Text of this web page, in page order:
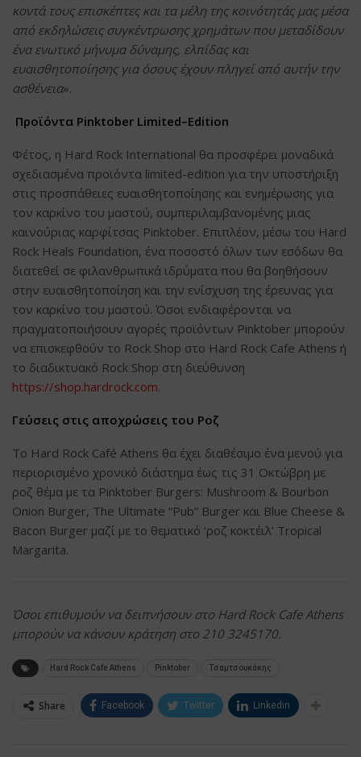
κοντά τους επισκέπτες και τα μέλη της κοινότητάς μας μέσα
από εκδηλώσεις συγκέντρωσης χρημάτων που μεταδίδουν
ένα ενωτικό μήνυμα δύναμης, ελπίδας και
ευαισθητοποίησης για όσους έχουν πληγεί από αυτήν την
ασθένεια».
Προϊόντα Pinktober Limited–Edition
Φέτος, η Hard Rock International θα προσφέρει μοναδικά
σχεδιασμένα προϊόντα limited-edition για την υποστήριξη
στις προσπάθειες ευαισθητοποίησης και ενημέρωσης για
τον καρκίνο του μαστού, συμπεριλαμβανομένης μιας
καινούριας καρφίτσας Pinktober. Επιπλέον, μέσω του Hard
Rock Heals Foundation, ένα ποσοστό όλων των εσόδων θα
διατεθεί σε φιλανθρωπικά ιδρύματα που θα βοηθήσουν
στην ευαισθητοποίηση και την ενίσχυση της έρευνας για
τον καρκίνο του μαστού. Όσοι ενδιαφέρονται να
πραγματοποιήσουν αγορές προϊόντων Pinktober μπορούν
να επισκεφθούν το Rock Shop στο Hard Rock Cafe Athens ή
το διαδικτυακό Rock Shop στη διεύθυνση
https://shop.hardrock.com.
Γεύσεις στις αποχρώσεις του Ροζ
Το Hard Rock Café Athens θα έχει διαθέσιμο ένα μενού για
περιορισμένο χρονικό διάστημα έως τις 31 Οκτώβρη με
ροζ θέμα με τα Pinktober Burgers: Mushroom & Bourbon
Onion Burger, The Ultimate “Pub” Burger και Blue Cheese &
Bacon Burger μαζί με το θεματικό ‘ροζ κοκτέιλ’ Tropical
Margarita.
Όσοι επιθυμούν να δειπνήσουν στο Hard Rock Cafe Athens
μπορούν να κάνουν κράτηση στο 210 3245170.
Hard Rock Cafe Athens Pinktober Τσαμτσουκάκης
Share Facebook Twitter Linkedin